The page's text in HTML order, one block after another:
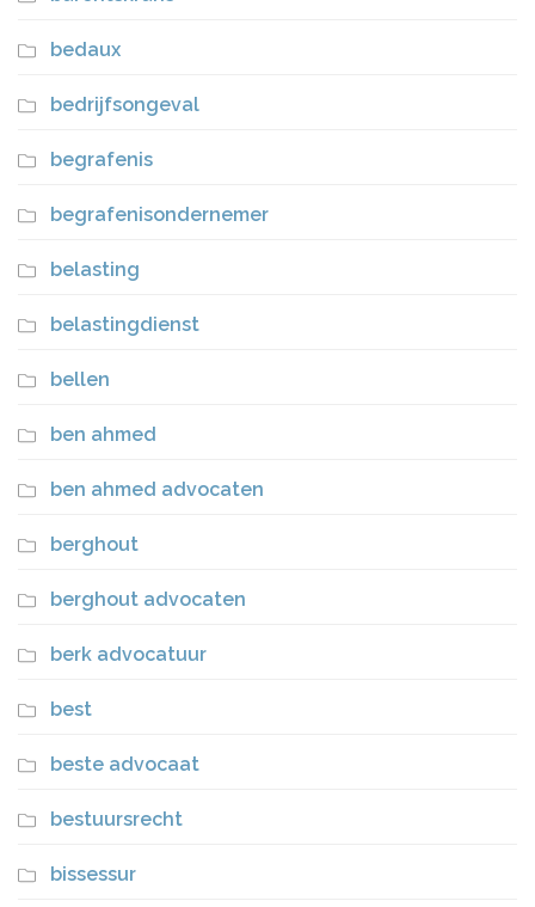
bedaux
bedrijfsongeval
begrafenis
begrafenisondernemer
belasting
belastingdienst
bellen
ben ahmed
ben ahmed advocaten
berghout
berghout advocaten
berk advocatuur
best
beste advocaat
bestuursrecht
bissessur